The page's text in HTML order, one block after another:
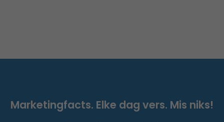
Marketingfacts. Elke dag vers. Mis niks!